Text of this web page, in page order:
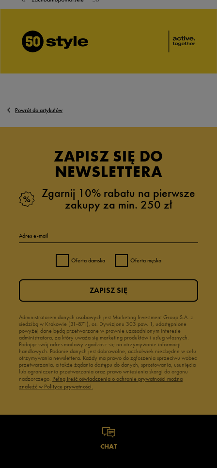
Powrót do artykułów
ZAPISZ SIĘ DO
NEWSLETTERA
Zgarnij 10% rabatu na pierwsze
zakupy za min. 250 zł
Adres e-mail
Oferta damska Oferta męska
Administratorem danych osobowych jest Marketing Investment Group S.A. z
siedzibą w Krakowie (31-871), os. Dywizjonu 303 paw. 1, udostępnione
powyżej dane będą przetwarzane w prawnie uzasadnionym interesie
administratora, za który uważa się marketing produktów i usług własnych.
Podając swój adres mailowy zgadzasz się na otrzymywanie informacji
handlowych. Podanie danych jest dobrowolne, aczkolwiek niezbędne w celu
otrzymywania newslettera. Każdy ma prawo do zgłoszenia sprzeciwu wobec
przetwarzania, a także żądania dostępu do danych, sprostowania, usunięcia
lub ograniczenia przetwarzania oraz prawo wniesienia skargi do organu
nadzorczego. Pełną treść oświadczenia o ochronie prywatności można
znaleźć w Polityce prywatności.
ZAPISZ SIĘ
CHAT